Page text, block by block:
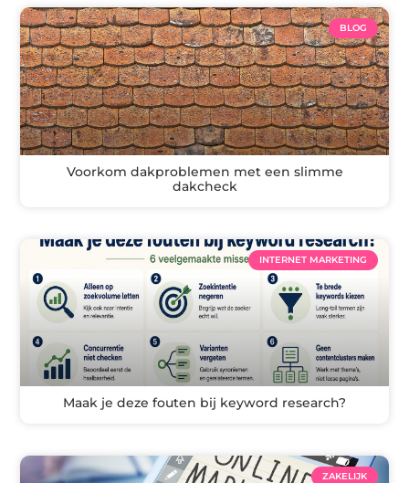
BLOG
Voorkom dakproblemen met een slimme
dakcheck
INTERNET MARKETING
Maak je deze fouten bij keyword research?
ZAKELIJK